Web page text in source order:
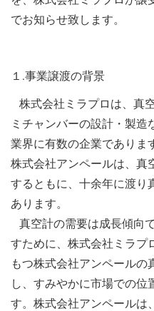
でお知らせ致します。
１.事業譲渡の背景
株式会社ミラプロは、真
ミチャンバーの設計・製
業界に有数の企業でありま
株式会社アンペールは、真
するともに、十余年に渡り
あります。
真空計の需要は成長傾向
すために、株式会社ミラプ
もつ株式会社アンペールの
し、すみやかに市場での
す。株式会社アンペールは